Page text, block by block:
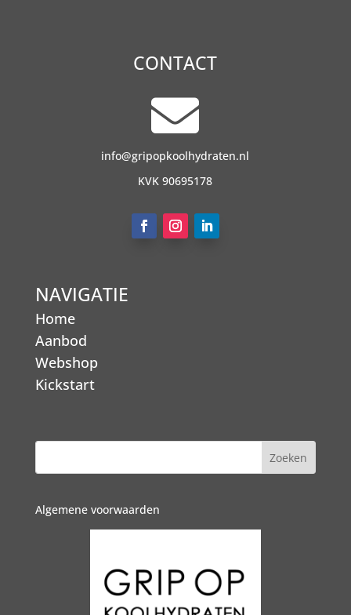
CONTACT

info@gripopkoolhydraten.nl
KVK 90695178
NAVIGATIE
Home
Aanbod
Webshop
Kickstart
Algemene voorwaarden